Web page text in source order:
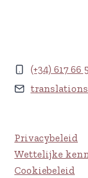
(+34) 617 66
Privacybeleid
Wettelijke
Cookiebeleid